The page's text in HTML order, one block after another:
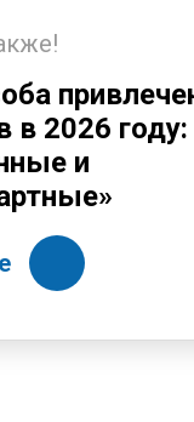
в 2026 году:
и